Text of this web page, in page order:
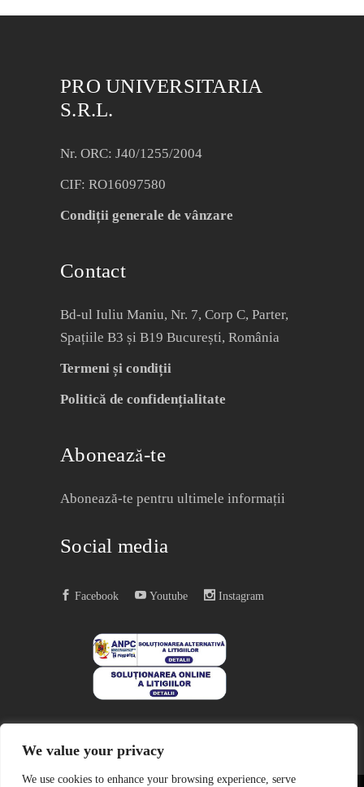
We value your privacy
We use cookies to enhance your browsing experience, serve
PRO UNIVERSITARIA
S.R.L.
Nr. ORC: J40/1255/2004
CIF: RO16097580
Condiții generale de vânzare
Contact
Bd-ul Iuliu Maniu, Nr. 7, Corp C, Parter,
Spațiile B3 și B19 București, România
Termeni și condiții
Politică de confidențialitate
Abonează-te
Abonează-te pentru ultimele informații
Social media
Facebook Youtube Instagram